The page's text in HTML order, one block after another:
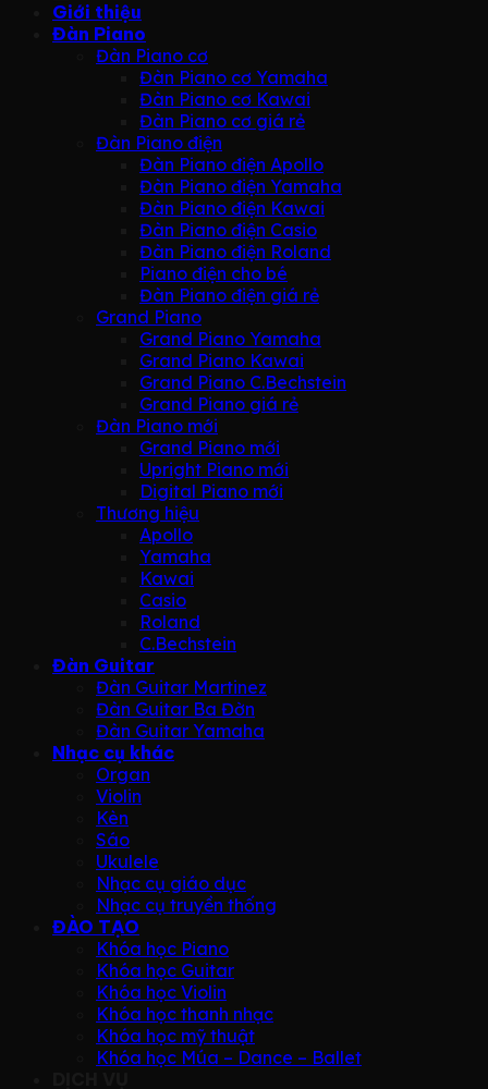
Giới thiệu
Đàn Piano
Đàn Piano cơ
Đàn Piano cơ Yamaha
Đàn Piano cơ Kawai
Đàn Piano cơ giá rẻ
Đàn Piano điện
Đàn Piano điện Apollo
Đàn Piano điện Yamaha
Đàn Piano điện Kawai
Đàn Piano điện Casio
Đàn Piano điện Roland
Piano điện cho bé
Đàn Piano điện giá rẻ
Grand Piano
Grand Piano Yamaha
Grand Piano Kawai
Grand Piano C.Bechstein
Grand Piano giá rẻ
Đàn Piano mới
Grand Piano mới
Upright Piano mới
Digital Piano mới
Thương hiệu
Apollo
Yamaha
Kawai
Casio
Roland
C.Bechstein
Đàn Guitar
Đàn Guitar Martinez
Đàn Guitar Ba Đờn
Đàn Guitar Yamaha
Nhạc cụ khác
Organ
Violin
Kèn
Sáo
Ukulele
Nhạc cụ giáo dục
Nhạc cụ truyền thống
ĐÀO TẠO
Khóa học Piano
Khóa học Guitar
Khóa học Violin
Khóa học thanh nhạc
Khóa học mỹ thuật
Khóa học Múa – Dance – Ballet